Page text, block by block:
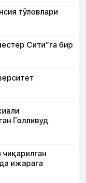
тўловлари
Сити”га бир
Голливуд
ижарага